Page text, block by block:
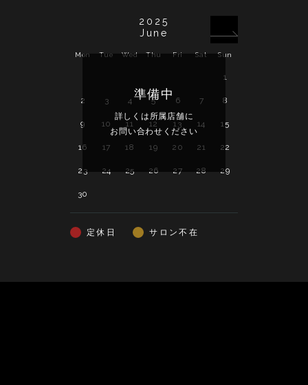
2025
June
Mon Tue Wed Thu Fri Sat Sun
1
2 3 4 5 6 7 8
9 10 11 12 13 14 15
16 17 18 19 20 21 22
23 24 25 26 27 28 29
30
準備中
詳しくは所属店舗に
お問い合わせください
定休日 サロン不在